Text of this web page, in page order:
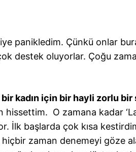
panikledim. Çünkü onlar
destek oluyorlar. Çoğu
bir kadın için bir hayli zorlu
hissettim. O zamana kadar
İlk başlarda çok kısa
zaman denemeyi göze